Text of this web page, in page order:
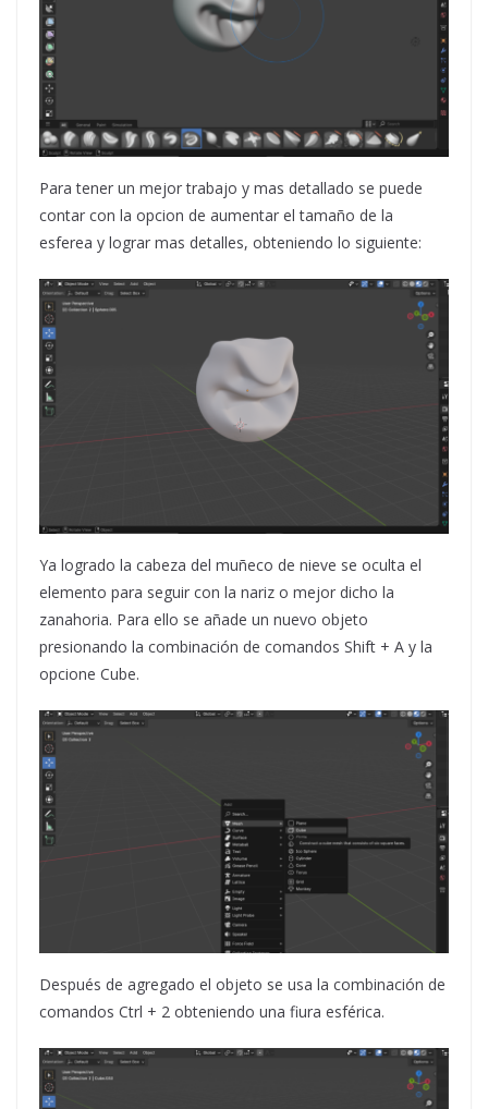
Para tener un mejor trabajo y mas detallado se puede
contar con la opcion de aumentar el tamaño de la
esferea y lograr mas detalles, obteniendo lo siguiente:
Ya logrado la cabeza del muñeco de nieve se oculta el
elemento para seguir con la nariz o mejor dicho la
zanahoria. Para ello se añade un nuevo objeto
presionando la combinación de comandos Shift + A y la
opcione Cube.
Después de agregado el objeto se usa la combinación de
comandos Ctrl + 2 obteniendo una fiura esférica.